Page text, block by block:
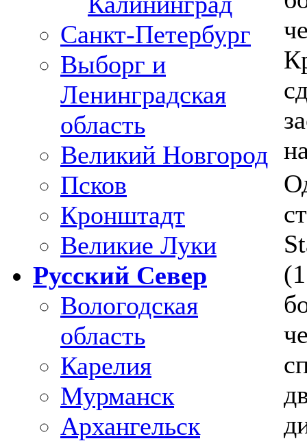
Санкт-Петербург
Выборг и
Ленинградская
область
Великий Новгород
Псков
Кронштадт
Великие Луки
Русский Север
Вологодская
область
Карелия
Мурманск
Архангельск